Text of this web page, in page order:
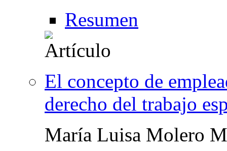
Resumen
El concepto de
derecho del trabajo
María Luisa Molero